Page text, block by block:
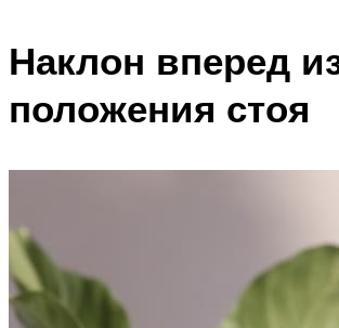
Наклон вперед
положения стоя